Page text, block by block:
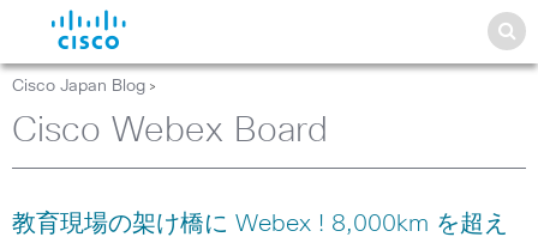
Cisco Japan Blog >
Cisco Webex Board
教育現場の架け橋に Webex ! 8,000km を超え